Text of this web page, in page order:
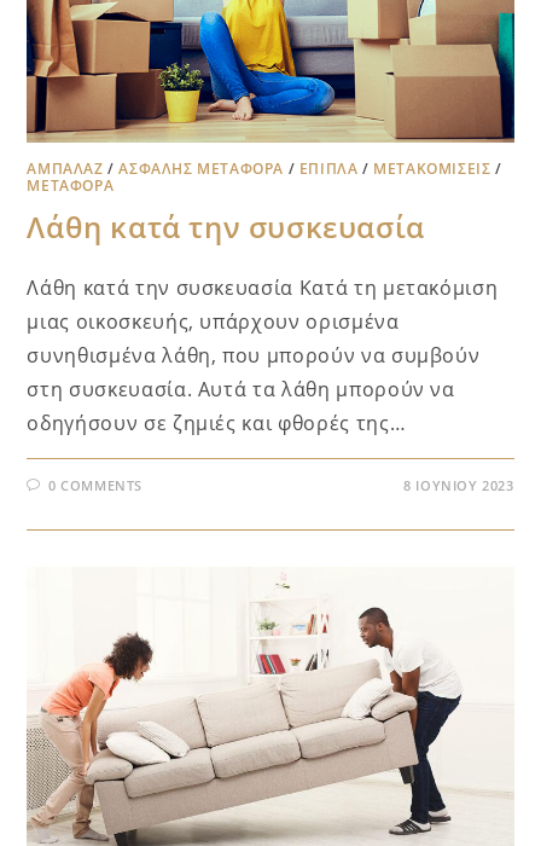
ΑΜΠΑΛΆΖ /ΑΣΦΑΛΉΣ ΜΕΤΑΦΟΡΆ / ΕΠΙΠΛΑ / ΜΕΤΑΚΟΜΊΣΕΙΣ /
ΜΕΤΑΦΟΡΑ
Λάθη κατά την συσκευασία
Λάθη κατά την συσκευασία Κατά τη μετακόμιση
μιας οικοσκευής, υπάρχουν ορισμένα
συνηθισμένα λάθη, που μπορούν να συμβούν
στη συσκευασία. Αυτά τα λάθη μπορούν να
οδηγήσουν σε ζημιές και φθορές της…
0 COMMENTS 8 ΙΟΥΝΊΟΥ 2023